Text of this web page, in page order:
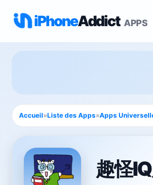
iPhoneAddict APPS
Accueil»Liste des Apps»Apps
趣怪